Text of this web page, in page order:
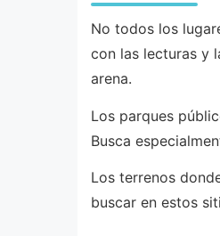
No todos los
con las lecturas y
arena.
Los parques
Busca
Los terrenos
buscar en estos